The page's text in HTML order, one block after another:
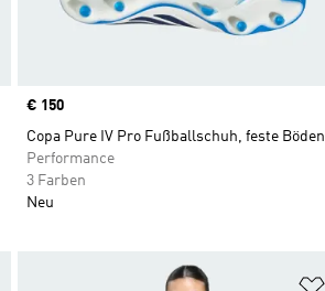
Price
€ 150
Copa Pure IV Pro Fußballschuh, feste Böden
Performance
3 Farben
Neu
Zur Wunschliste hinzufügen